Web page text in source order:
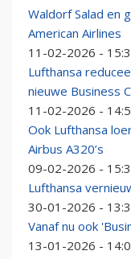
Waldorf Salad en
American Airlines
11-02-2026 -
Lufthansa
nieuwe Business
11-02-2026 -
Ook Lufthansa
Airbus A320’s
09-02-2026 -
Lufthansa
30-01-2026 -
Vanaf nu ook
13-01-2026 -